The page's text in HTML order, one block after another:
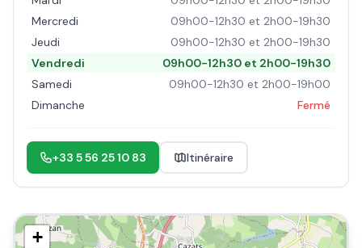
Mercredi
09h00-12h30 et 2h00-19h30
Jeudi
09h00-12h30 et 2h00-19h30
Vendredi
09h00-12h30 et 2h00-19h30
Samedi
09h00-12h30 et 2h00-19h00
Dimanche
Fermé
+33 5 56 25 10 83 Itinéraire
+